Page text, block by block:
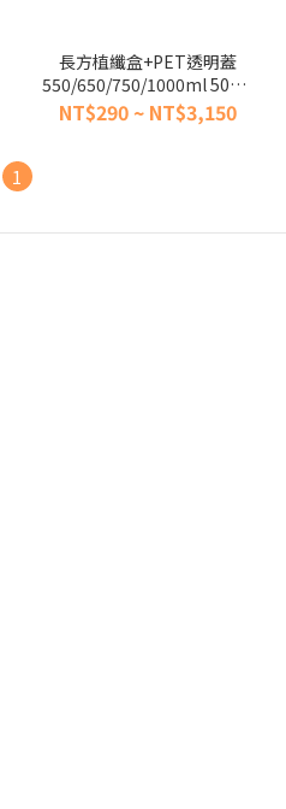
長方植纖盒+PET透明蓋
550/650/750/1000ml 50個/
包 外帶外送微波【陶杯杯瓷
器】餐具餐盤 台灣現貨
NT$290 ~ NT$3,150
1